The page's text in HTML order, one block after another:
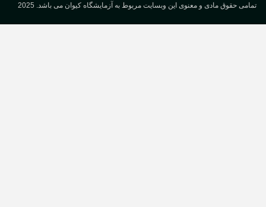
حقوق مادی و معنوی این وبسایت مربوط به آزمایشگاه کیوان می باشد. 2025